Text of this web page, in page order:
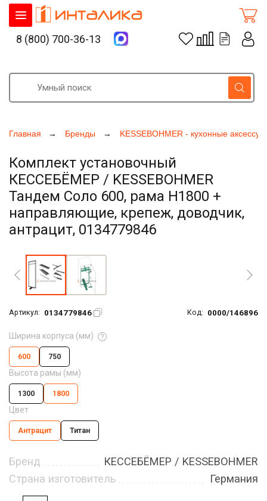
Главная Бренды KESSEBOHMER - кухонные
Комплект установочный
КЕССЕБЁМЕР / KESSEBOHMER
Тандем Соло 600, рама H1800 +
направляющие, крепеж, доводчик,
антрацит, 0134779846
Артикул: 0134779846 Код: 0000/146896
Ширина корпуса (мм)
600 750
Высота рамы (мм)
1300 1800
Цвет
Антрацит Титан
Бренд
КЕССЕБЁМЕР / KESSEBOHMER
Страна изготовитель
Германия
8 (800) 700-36-13